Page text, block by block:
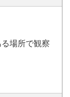
場所で観察